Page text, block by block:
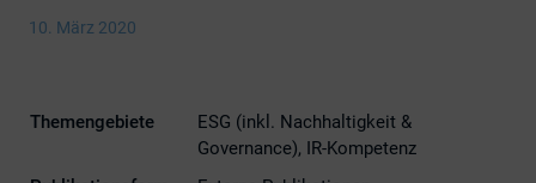
10. März 2020
Themengebiete
ESG (inkl. Nachhaltigkeit &
Governance), IR-Kompetenz